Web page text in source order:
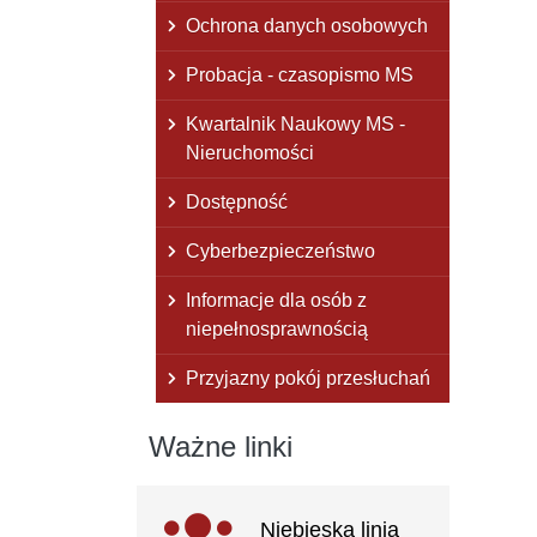
Ochrona danych osobowych
Probacja - czasopismo MS
Kwartalnik Naukowy MS -
Nieruchomości
Dostępność
Cyberbezpieczeństwo
Informacje dla osób z
niepełnosprawnością
Przyjazny pokój przesłuchań
Ważne linki
Ważne
Niebieska linia